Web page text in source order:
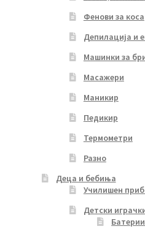
Фенови за коса
Депилација и
Машинки за
Масажери
Маникир
Педикир
Термометри
Разно
Деца и бебиња
Училишен
Детски